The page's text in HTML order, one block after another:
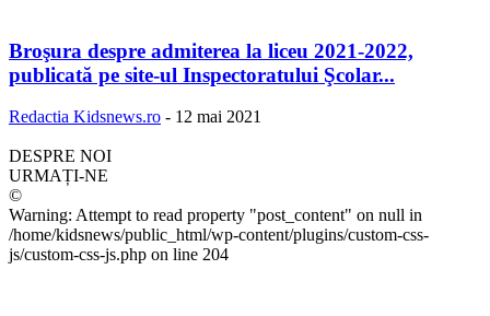
Broşura despre admiterea la liceu 2021-2022,
publicată pe site-ul Inspectoratului Şcolar...
Redactia Kidsnews.ro - 12 mai 2021
DESPRE NOI
URMAȚI-NE
©
Warning: Attempt to read property "post_content" on null in
/home/kidsnews/public_html/wp-content/plugins/custom-css-
js/custom-css-js.php on line 204